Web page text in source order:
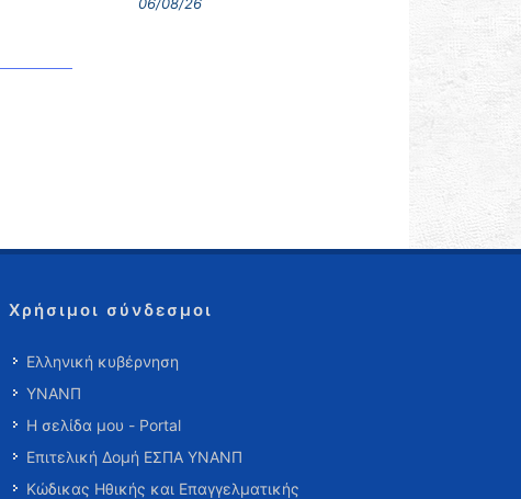
Χρήσιμοι σύνδεσμοι
Ελληνική κυβέρνηση
ΥΝΑΝΠ
Η σελίδα μου - Portal
Επιτελική Δομή ΕΣΠΑ ΥΝΑΝΠ
Κώδικας Ηθικής και Επαγγελματικής